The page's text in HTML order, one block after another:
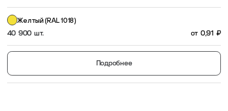
Желтый (RAL 1018)
40 900 шт. от 0,91 ₽
Подробнее
Система выравнивания плитки
Дюбель